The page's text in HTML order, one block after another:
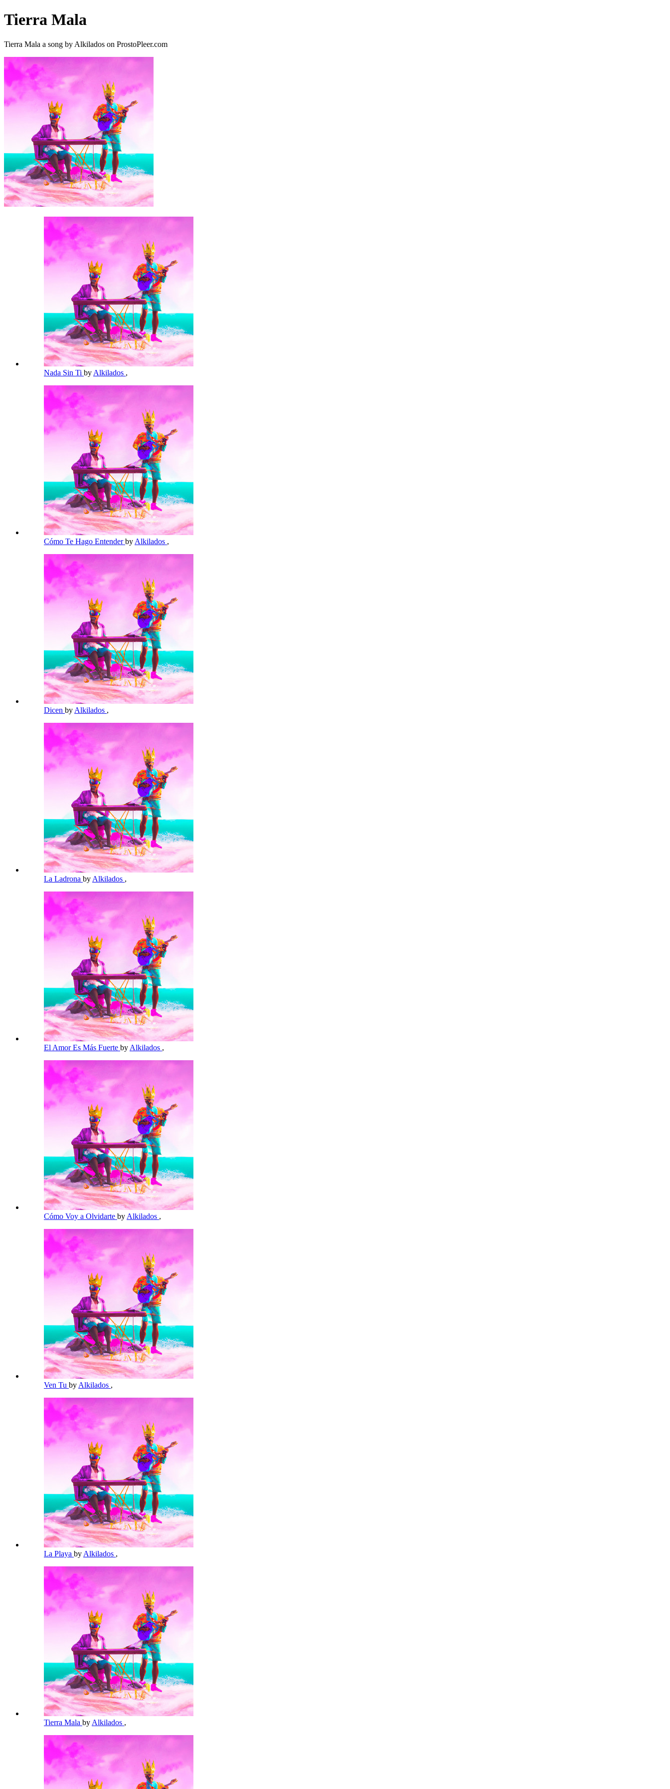
Tierra Mala
Tierra Mala a song by Alkilados on ProstoPleer.com
Nada Sin Ti by Alkilados ,
Cómo Te Hago Entenderby Alkilados ,
Dicen by Alkilados ,
La Ladrona by Alkilados ,
El Amor Es Más Fuerte by Alkilados ,
Cómo Voy a Olvidarte by Alkilados ,
Ven Tu by Alkilados ,
La Playa by Alkilados ,
Tierra Mala by Alkilados ,